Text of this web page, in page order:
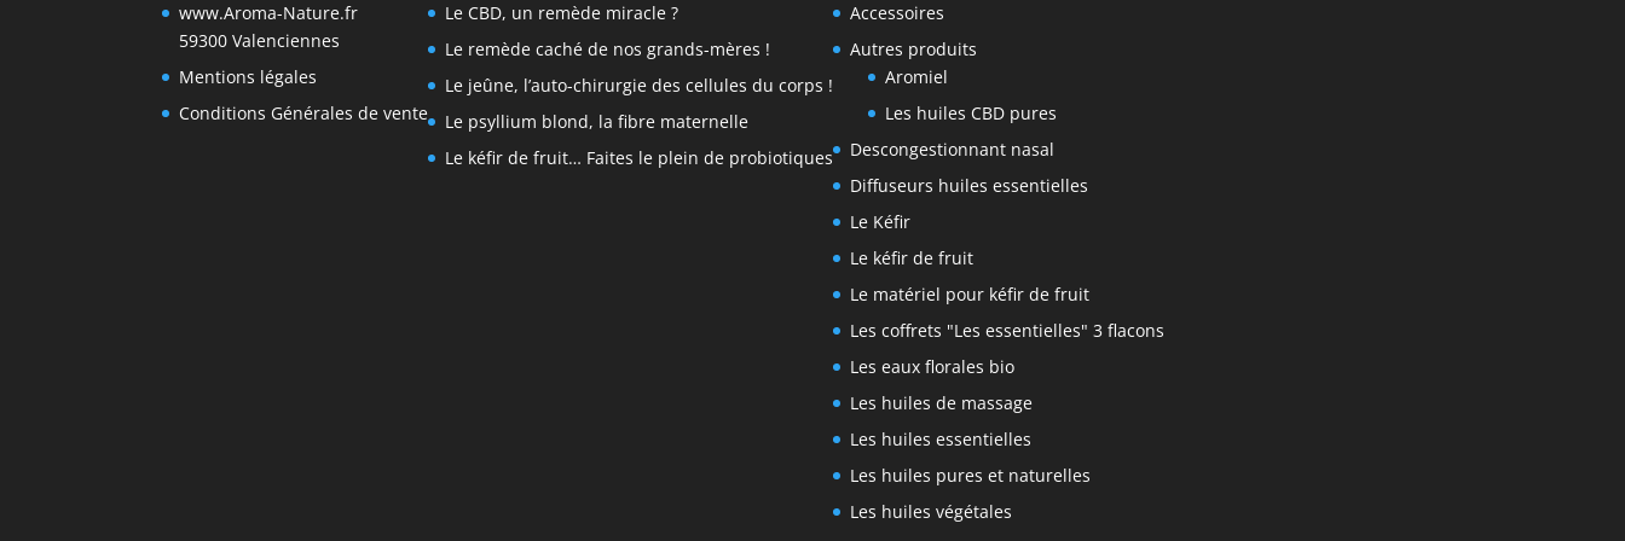
www.Aroma-Nature.fr
59300 Valenciennes
Mentions légales
Conditions Générales de vente
Le CBD, un remède miracle ?
Le remède caché de nos grands-mères !
Le jeûne, l’auto-chirurgie des cellules du corps !
Le psyllium blond, la fibre maternelle
Le kéfir de fruit… Faites le plein de probiotiques
Accessoires
Autres produits
Aromiel
Les huiles CBD pures
Descongestionnant nasal
Diffuseurs huiles essentielles
Le Kéfir
Le kéfir de fruit
Le matériel pour kéfir de fruit
Les coffrets "Les essentielles" 3 flacons
Les eaux florales bio
Les huiles de massage
Les huiles essentielles
Les huiles pures et naturelles
Les huiles végétales